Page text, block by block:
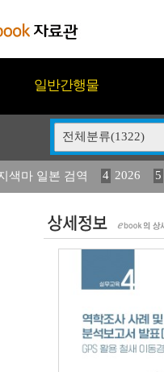
일반간행물
전체분류(1322)
색마 일본 검역 4 2026
5
식물 도감 13 媛 異 14